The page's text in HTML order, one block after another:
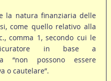
la natura finanziaria delle
come quello relativo alla
comma 1, secondo cui le
in base a
“non possono essere
o cautelare”.